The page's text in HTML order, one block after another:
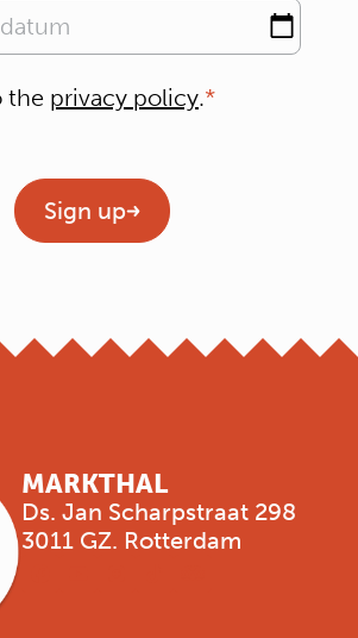
the privacy policy.
Sign up
MARKTHAL
Ds. Jan Scharpstraat 298
3011 GZ. Rotterdam